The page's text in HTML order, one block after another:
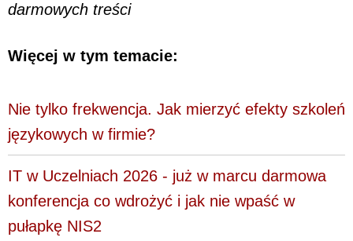
darmowych treści
Więcej w tym temacie:
Nie tylko frekwencja. Jak mierzyć efekty szkoleń
językowych w firmie?
IT w Uczelniach 2026 - już w marcu darmowa
konferencja co wdrożyć i jak nie wpaść w
pułapkę NIS2